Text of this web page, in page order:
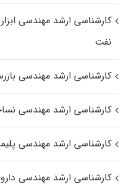
کارشناسی ارشد مهندسی
نفت
کارشناسی ارشد مهندسی
کارشناسی ارشد مهندسی
کارشناسی ارشد مهندسی
کارشناسی ارشد مهندسی